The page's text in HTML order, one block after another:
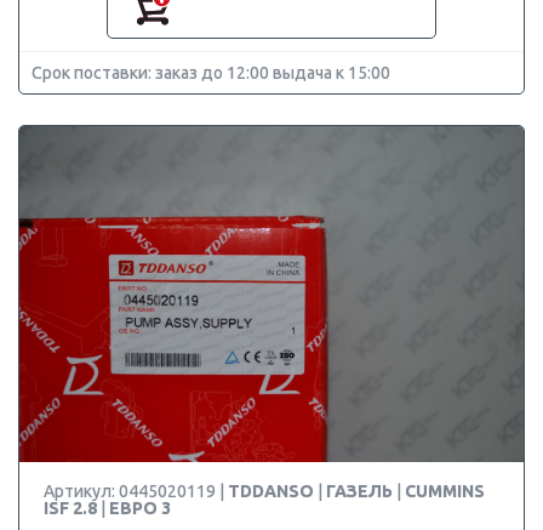
Срок поставки: заказ до 12:00 выдача к 15:00
Артикул: 0445020119 | TDDANSO ГАЗЕЛЬ
CUMMINS
ISF 2.8
ЕВРО 3